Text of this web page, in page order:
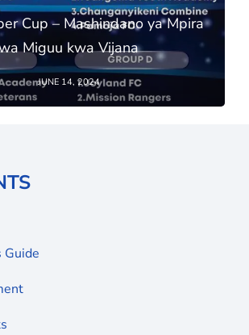
Cup – Mashindano ya Mpira
Miguu kwa Vijana
JUNE 14, 2024